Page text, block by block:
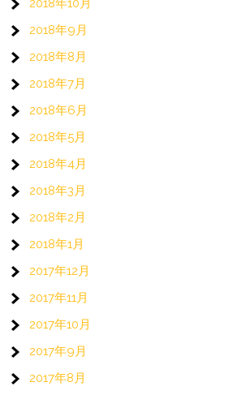
2018年10月
2018年9月
2018年8月
2018年7月
2018年6月
2018年5月
2018年4月
2018年3月
2018年2月
2018年1月
2017年12月
2017年11月
2017年10月
2017年9月
2017年8月